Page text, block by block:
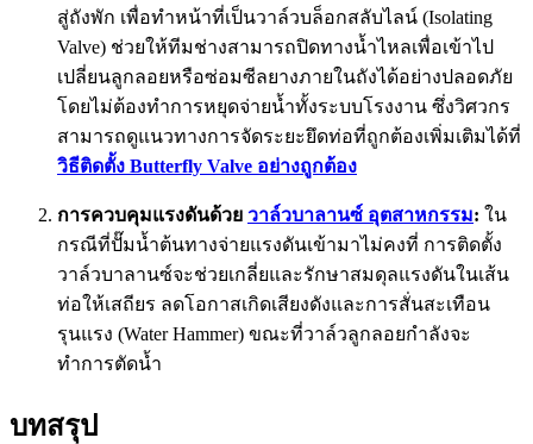
สู่ถังพัก เพื่อทำหน้าที่เป็นวาล์วบล็อกสลับไลน์ (Isolating
Valve) ช่วยให้ทีมช่างสามารถปิดทางน้ำไหลเพื่อเข้าไป
เปลี่ยนลูกลอยหรือซ่อมซีลยางภายในถังได้อย่างปลอดภัย
โดยไม่ต้องทำการหยุดจ่ายน้ำทั้งระบบโรงงาน ซึ่งวิศวกร
สามารถดูแนวทางการจัดระยะยึดท่อที่ถูกต้องเพิ่มเติมได้ที่
วิธีติดตั้ง Butterfly Valve อย่างถูกต้อง
การควบคุมแรงดันด้วย วาล์วบาลานซ์ อุตสาหกรรม: ใน
กรณีที่ปั๊มน้ำต้นทางจ่ายแรงดันเข้ามาไม่คงที่ การติดตั้ง
วาล์วบาลานซ์จะช่วยเกลี่ยและรักษาสมดุลแรงดันในเส้น
ท่อให้เสถียร ลดโอกาสเกิดเสียงดังและการสั่นสะเทือน
รุนแรง (Water Hammer) ขณะที่วาล์วลูกลอยกำลังจะ
ทำการตัดน้ำ
บทสรุป